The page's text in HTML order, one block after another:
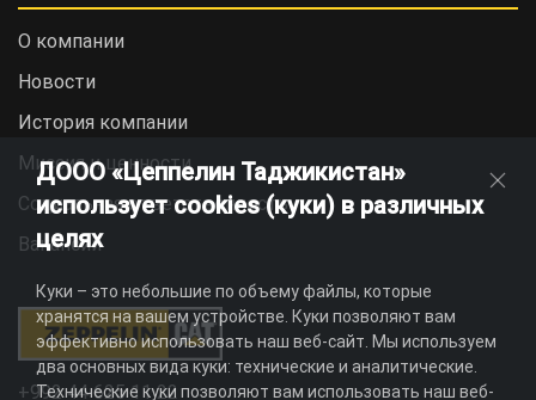
О компании
Новости
История компании
Миссия и ценности
Социальная ответственность
Вакансии
+992 44 625 11 22
ДООО «Цеппелин Таджикистан»
использует cookies (куки) в различных
целях
Куки – это небольшие по объему файлы, которые
хранятся на вашем устройстве. Куки позволяют вам
эффективно использовать наш веб-сайт. Мы используем
два основных вида куки: технические и аналитические.
Технические куки позволяют вам использовать наш веб-